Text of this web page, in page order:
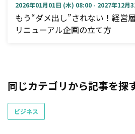
2026年01月01日 (木) 08:00 - 2027年12月
もう“ダメ出し”されない！経営
リニューアル企画の立て方
同じカテゴリから記事を探
ビジネス